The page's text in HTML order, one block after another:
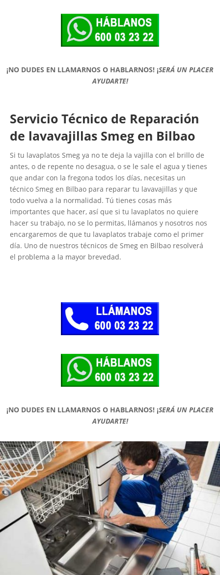
¡NO DUDES EN LLAMARNOS O HABLARNOS! ¡SERÁ UN PLACER
AYUDARTE!
Servicio Técnico de Reparación
de lavavajillas Smeg en Bilbao
Si tu lavaplatos Smeg ya no te deja la vajilla con el brillo de
antes, o de repente no desagua, o se le sale el agua y tienes
que andar con la fregona todos los días, necesitas un
técnico Smeg en Bilbao para reparar tu lavavajillas y que
todo vuelva a la normalidad. Tú tienes cosas más
importantes que hacer, así que si tu lavaplatos no quiere
hacer su trabajo, no se lo permitas, llámanos y nosotros nos
encargaremos de que tu lavaplatos trabaje como el primer
día. Uno de nuestros técnicos de Smeg en Bilbao resolverá
el problema a la mayor brevedad.
¡NO DUDES EN LLAMARNOS O HABLARNOS! ¡SERÁ UN PLACER
AYUDARTE!